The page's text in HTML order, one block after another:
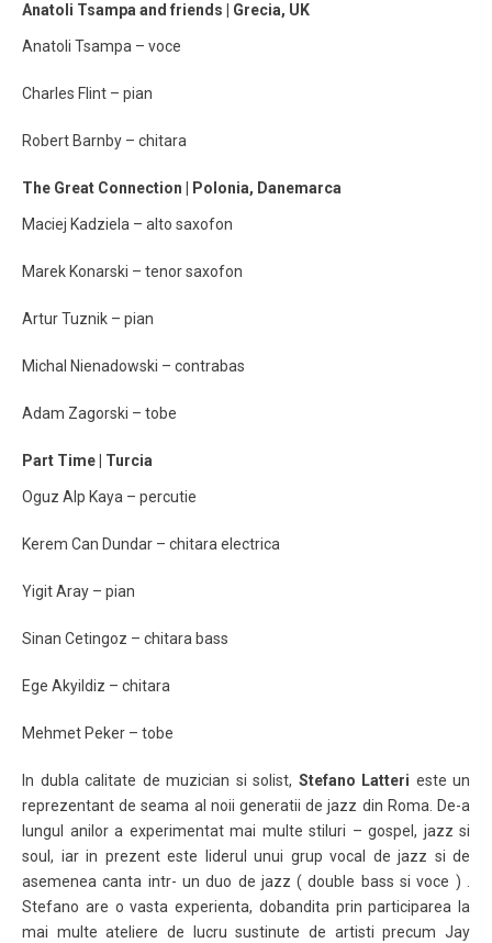
Anatoli Tsampa and friends | Grecia, UK
Anatoli Tsampa – voce
Charles Flint – pian
Robert Barnby – chitara
The Great Connection | Polonia, Danemarca
Maciej Kadziela – alto saxofon
Marek Konarski – tenor saxofon
Artur Tuznik – pian
Michal Nienadowski – contrabas
Adam Zagorski – tobe
Part Time | Turcia
Oguz Alp Kaya – percutie
Kerem Can Dundar – chitara electrica
Yigit Aray – pian
Sinan Cetingoz – chitara bass
Ege Akyildiz – chitara
Mehmet Peker – tobe
In dubla calitate de muzician si solist, Stefano Latteri este un
reprezentant de seama al noii generatii de jazz din Roma. De-a
lungul anilor a experimentat mai multe stiluri – gospel, jazz si
soul, iar in prezent este liderul unui grup vocal de jazz si de
asemenea canta intr- un duo de jazz ( double bass si voce ) .
Stefano are o vasta experienta, dobandita prin participarea la
mai multe ateliere de lucru sustinute de artisti precum Jay